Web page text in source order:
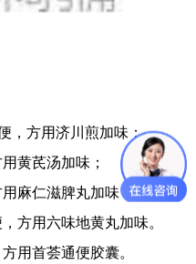
，方用济川煎加味；
黄芪汤加味；
麻仁滋脾丸加味；
方用六味地黄丸加味。
用首荟通便胶囊。